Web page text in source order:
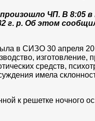
ЧП. В 8:05 в
г. р. Об этом
в СИЗО 30 апреля
изготовление,
средств,
имела
к решетке ночного